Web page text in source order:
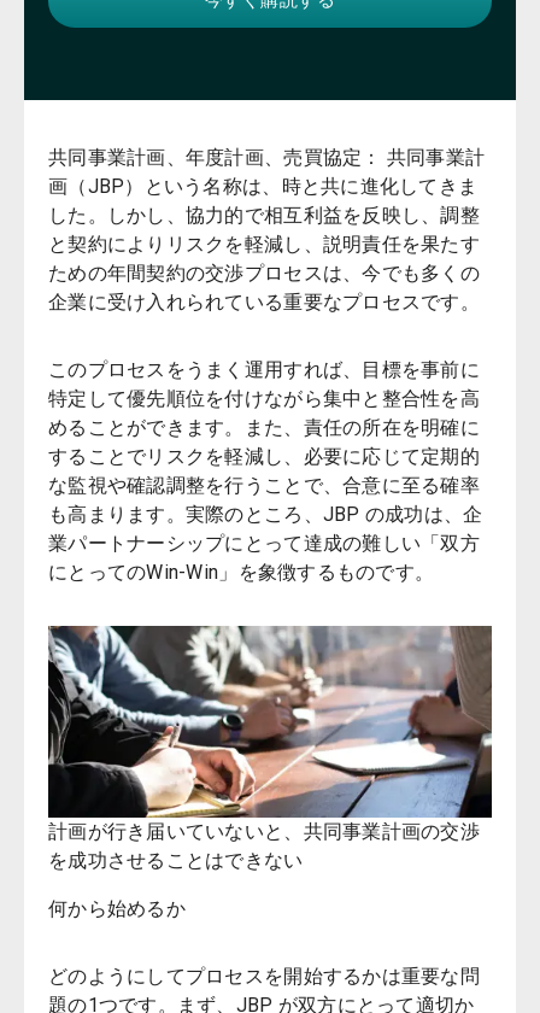
共同事業計画、年度計画、売買協定： 共同事業計
画（JBP）という名称は、時と共に進化してきま
した。しかし、協力的で相互利益を反映し、調整
と契約によりリスクを軽減し、説明責任を果たす
ための年間契約の交渉プロセスは、今でも多くの
企業に受け入れられている重要なプロセスです。
このプロセスをうまく運用すれば、目標を事前に
特定して優先順位を付けながら集中と整合性を高
めることができます。また、責任の所在を明確に
することでリスクを軽減し、必要に応じて定期的
な監視や確認調整を行うことで、合意に至る確率
も高まります。実際のところ、JBP の成功は、企
業パートナーシップにとって達成の難しい「双方
にとってのWin-Win」を象徴するものです。
計画が行き届いていないと、共同事業計画の交渉
を成功させることはできない
何から始めるか
どのようにしてプロセスを開始するかは重要な問
題の1つです。まず、JBP が双方にとって適切か